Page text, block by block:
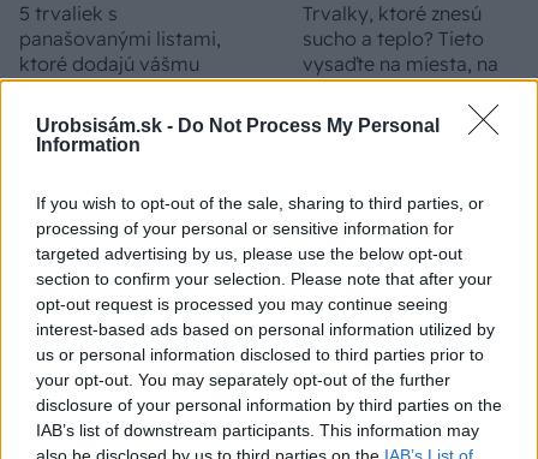
Urobsisám.sk - Do Not Process My Personal
Information
If you wish to opt-out of the sale, sharing to third parties, or
processing of your personal or sensitive information for
targeted advertising by us, please use the below opt-out
section to confirm your selection. Please note that after your
opt-out request is processed you may continue seeing
interest-based ads based on personal information utilized by
us or personal information disclosed to third parties prior to
your opt-out. You may separately opt-out of the further
disclosure of your personal information by third parties on the
IAB’s list of downstream participants. This information may
5 trvaliek s
panašovanými listami,
ktoré dodajú vášmu
záhonu celosezónny
šmrnc
Trvalky, ktoré znesú
sucho a teplo? Tieto
vysaďte na miesta, na
ktoré slnko svieti celý
deň
Nemusí to byť len
levanduľa! 7 fialových
krások, ktoré rozžiaria
vašu záhradu
Môže aspirín zachrániť
ochabnuté izbové
rastliny? Pravda vás
možno prekvapí